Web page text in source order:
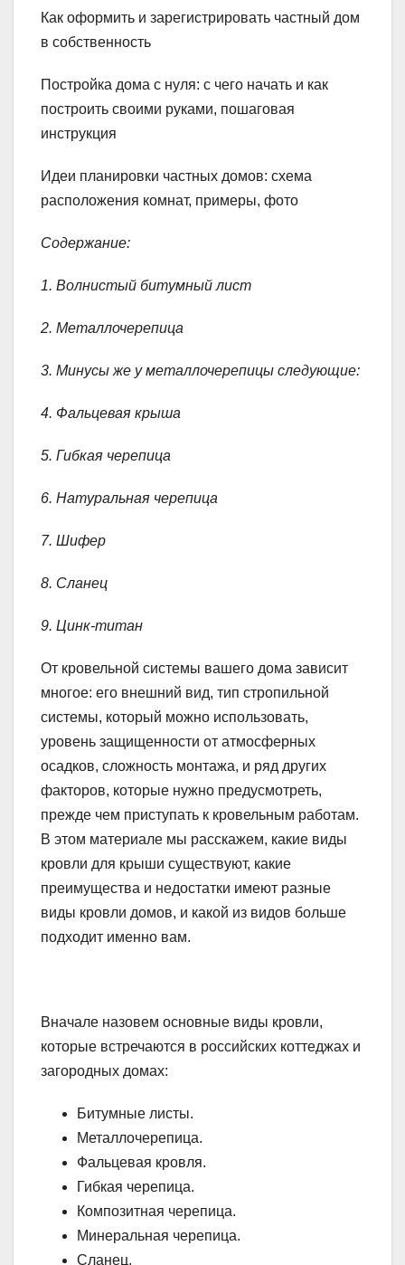
Как оформить и зарегистрировать частный дом
в собственность
Постройка дома с нуля: с чего начать и как
построить своими руками, пошаговая
инструкция
Идеи планировки частных домов: схема
расположения комнат, примеры, фото
Содержание:
1. Волнистый битумный лист
2. Металлочерепица
3. Минусы же у металлочерепицы следующие:
4. Фальцевая крыша
5. Гибкая черепица
6. Натуральная черепица
7. Шифер
8. Сланец
9. Цинк-титан
От кровельной системы вашего дома зависит
многое: его внешний вид, тип стропильной
системы, который можно использовать,
уровень защищенности от атмосферных
осадков, сложность монтажа, и ряд других
факторов, которые нужно предусмотреть,
прежде чем приступать к кровельным работам.
В этом материале мы расскажем, какие виды
кровли для крыши существуют, какие
преимущества и недостатки имеют разные
виды кровли домов, и какой из видов больше
подходит именно вам.
Вначале назовем основные виды кровли,
которые встречаются в российских коттеджах и
загородных домах:
Битумные листы.
Металлочерепица.
Фальцевая кровля.
Гибкая черепица.
Композитная черепица.
Минеральная черепица.
Сланец.